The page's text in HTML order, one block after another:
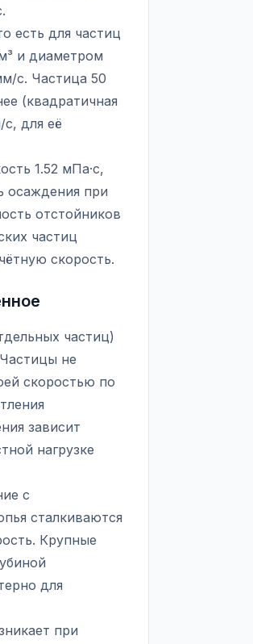
есть для частиц
и диаметром
с. Частица 50
(квадратичная
для её
1.52 мПа·с,
осаждения при
отстойников
частиц
скорость.
частиц)
не
скоростью по
зависит
нагрузке
с
сталкиваются
Крупные
для
при